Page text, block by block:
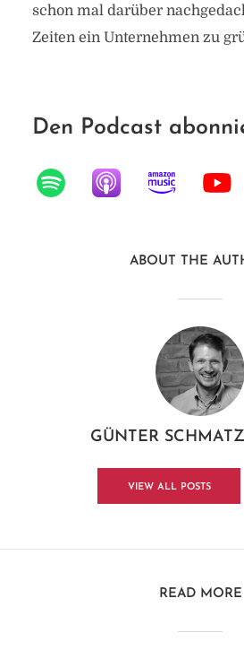
schon mal darüber
Zeiten ein Unternehmen zu
Den Podcast
ABOUT THE
GÜNTER
VIEW ALL POSTS
READ MORE